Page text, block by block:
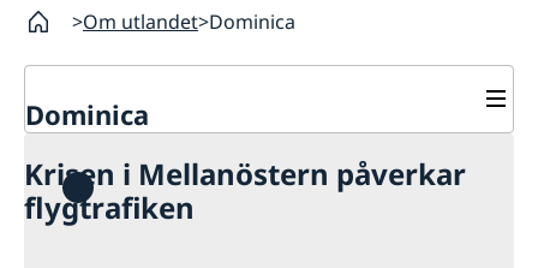
Om utlandet Dominica
Dominica
Hjälp till svenskar i Dominica
Rösta i Dominica
Reseinformation
Krisen i Mellanöstern påverkar
flygtrafiken